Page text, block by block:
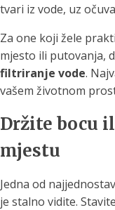
tvari iz vode, uz
Za one koji žele
mjesto ili putovanja,
filtriranje vode.
vašem životnom
Držite bocu
mjestu
Jedna od
je stalno vidite.